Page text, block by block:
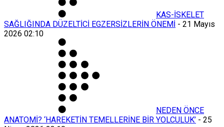
KAS-İSKELET
SAĞLIĞINDA DÜZELTİCİ EGZERSİZLERİN ÖNEMİ - 21 Mayıs
2026 02:10
NEDEN ÖNCE
ANATOMİ? ‘HAREKETİN TEMELLERİNE BİR YOLCULUK’ - 25